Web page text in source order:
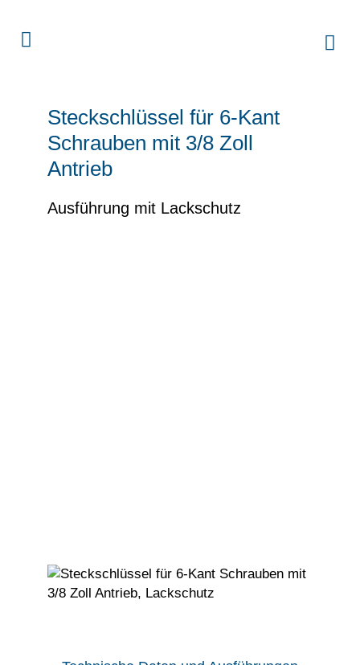
Steckschlüssel für 6-Kant
Schrauben mit 3/8 Zoll
Antrieb
Ausführung mit Lackschutz